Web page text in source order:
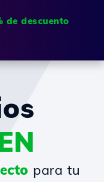
de descuento
para tu